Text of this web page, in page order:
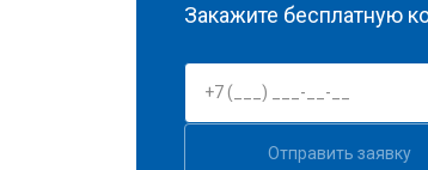
Закажите бесплатную
Отправить заявку